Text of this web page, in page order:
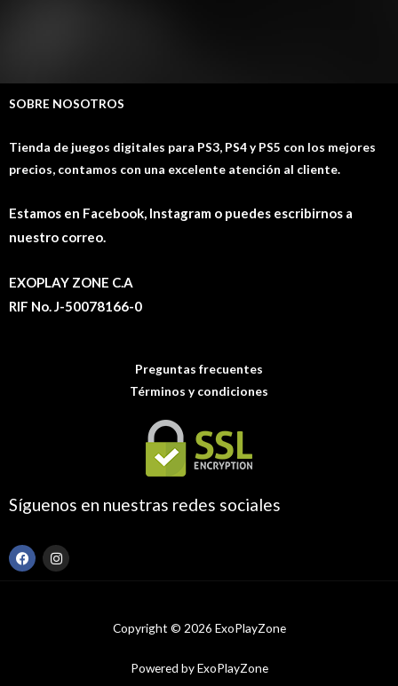
SOBRE NOSOTROS
Tienda de juegos digitales para PS3, PS4 y PS5 con los mejores
precios, contamos con una excelente atención al cliente.
Estamos en Facebook, Instagram o puedes escribirnos a
nuestro correo.
EXOPLAY ZONE C.A
RIF No. J-50078166-0
Preguntas frecuentes
Términos y condiciones
Síguenos en nuestras redes sociales
F
a
I
n
Copyright © 2026 ExoPlayZone
Powered by ExoPlayZone